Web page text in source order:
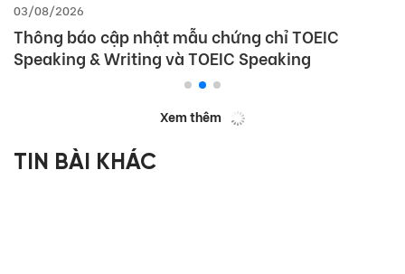
03/08/2026
Thông báo cập nhật mẫu chứng chỉ TOEIC
Speaking & Writing và TOEIC Speaking
Xem thêm
TIN BÀI KHÁC